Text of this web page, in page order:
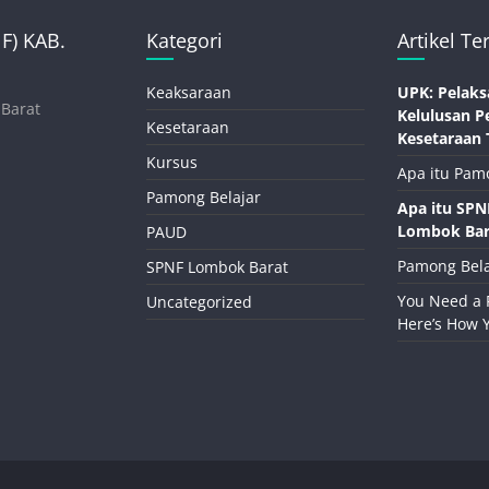
KAB. Kategori
Keaksaraan
Kesetaraan
Kursus
Pamong Belajar
PAUD
SPNF Lombok Barat
Uncategorized
Artikel
UPK:
Kelulusan
Kesetaraan
Apa itu
Apa itu
Lombok
Pamong
You Need a
Here’s How